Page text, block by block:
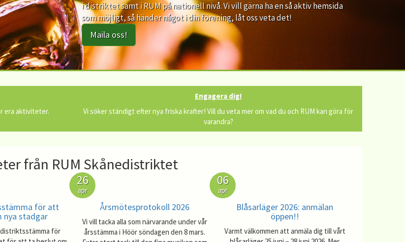
i distriktet samt i RUM på nationell nivå. Vi vill gärna ha en så aktiv hemsida
som möjligt, så händer något i din förening, låt oss veta det!
Maila oss!
era aktiviteter.
Engagera dig!
Vi söker ständigt efter nya friska krafter! Vill du veta mer om vad du och RUM kan göra för
varandra?
från RUM Skånedistriktet
för att
nya stadgar
för
26
apr
Årsmötesprotokoll 2026
Vi vill tacka alla som närvarande under vår
årsstämma i Höör söndagen den 8 mars.
06
apr
Blåsarläger 2026: anmälan
öppen!!
Varmt välkommen att anmäla dig till vårt